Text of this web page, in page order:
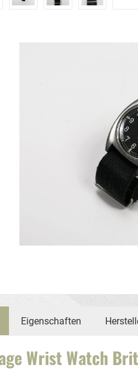
Eigenschaften
Wrist Watch